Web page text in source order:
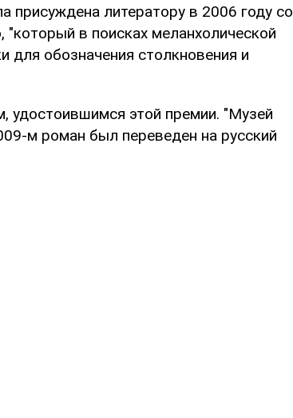
присуждена литератору в 2006 году со
в поисках меланхолической
для обозначения столкновения и
удостоившимся этой премии. "Музей
м роман был переведен на русский